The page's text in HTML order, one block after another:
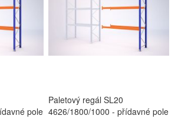
pole
Paletový regál SL20
4626/1800/1000 - přídavné pole